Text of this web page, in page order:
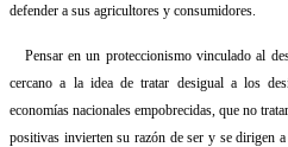
defender a sus agricultores y consumidores.
Pensar en un proteccionismo vinculado al
cercano a la idea de tratar desigual a los
economías nacionales empobrecidas, que no
positivas invierten su razón de ser y se dirigen